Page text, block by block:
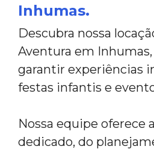
Inhumas.
Descubra nossa
Aventura em Inhumas,
garantir experiências
festas infantis e
Nossa equipe
dedicado, do